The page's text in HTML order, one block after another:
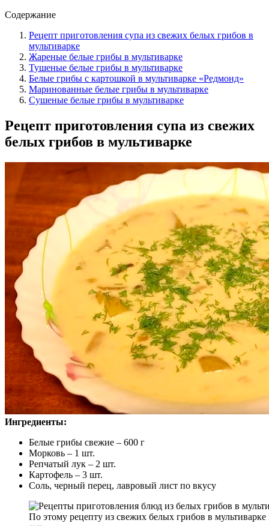
Содержание
Рецепт приготовления супа из свежих белых грибов в
мультиварке
Жареные белые грибы в мультиварке
Тушеные белые грибы в мультиварке
Белые грибы с картошкой в мультиварке «Редмонд»
Маринованные белые грибы в мультиварке
Сушеные белые грибы в мультиварке
Рецепт приготовления супа из свежих
белых грибов в мультиварке
Ингредиенты:
Белые грибы свежие – 600 г
Морковь – 1 шт.
Репчатый лук – 2 шт.
Картофель – 3 шт.
Соль, черный перец, лавровый лист по вкусу
По этому рецепту из свежих белых грибов в